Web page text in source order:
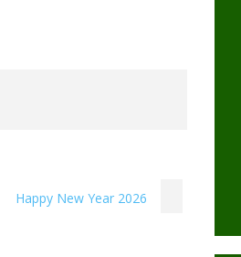
Happy New Year 2026